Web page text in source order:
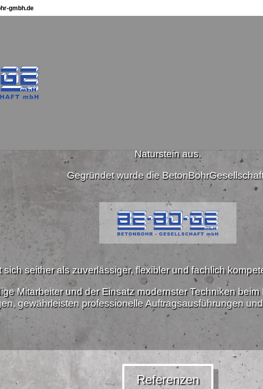
gmbh.de
Naturstein aus.
Gegründet wurde die
seither als zuverlässiger, flexibler und fachlich
Mitarbeiter und der Einsatz modernster Techniken
gewährleisten professionelle Auftragsausführungen
Referenzen